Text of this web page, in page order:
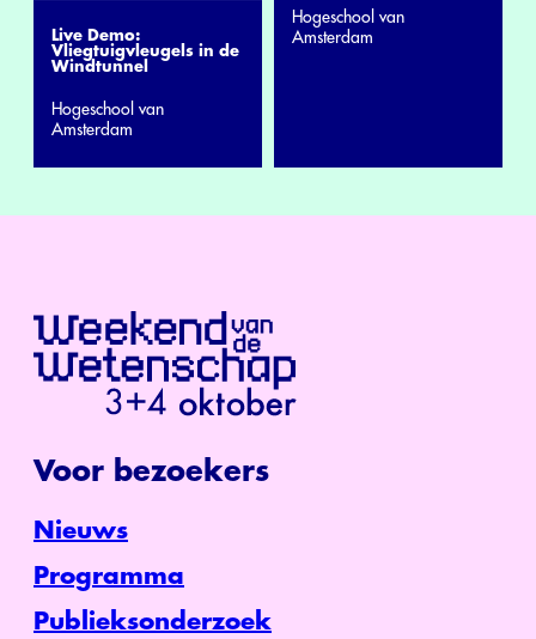
Live Demo:
Vliegtuigvleugels in de
Windtunnel
Hogeschool van
Amsterdam
Hogeschool van
Amsterdam
Voor bezoekers
Nieuws
Programma
Publieksonderzoek